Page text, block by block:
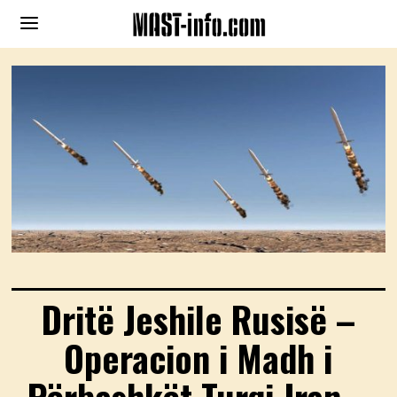
Dritë Jeshile Rusisë –
Operacion i Madh i